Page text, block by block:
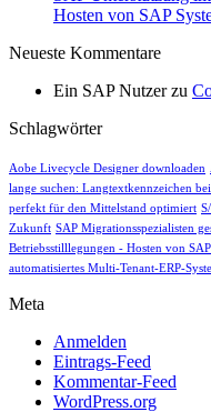
Hosten von SAP
Neueste Kommentare
Ein SAP Nutzerzu
Schlagwörter
Aobe Livecycle Designer downloaden
lange suchen: Langtextkennzeichen
perfekt für den Mittelstand optimiert
Zukunft SAP Migrationsspezialisten
Betriebsstilllegungen - Hosten von SAP
automatisiertes Multi-Tenant-ERP-
Meta
Anmelden
Eintrags-Feed
Kommentar-Feed
WordPress.org